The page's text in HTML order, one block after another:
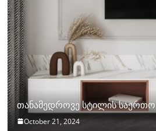
თანამედროვე სტილის
October 21, 2024